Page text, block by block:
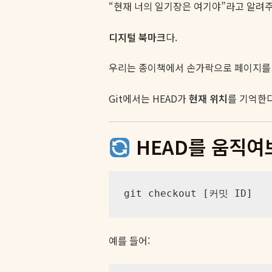
“현재 너의 일기장은 여기야”라고 알려
디지털 북마크다.
우리는 종이책에서 손가락으로 페이지
Git에서는 HEAD가현재 위치를 기억한
HEAD를 움직여
git checkout [커밋 ID]
예를 들어: